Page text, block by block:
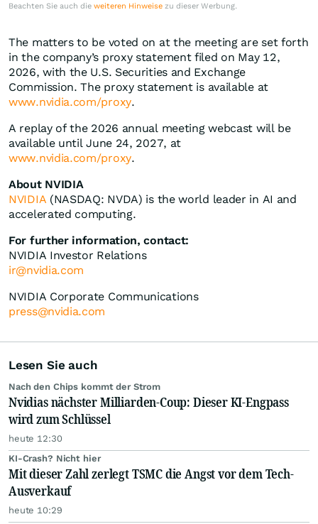
Beachten Sie auch die weiteren Hinweise zu dieser Werbung.
The matters to be voted on at the meeting are set forth
in the company’s proxy statement filed on May 12,
2026, with the U.S. Securities and Exchange
Commission. The proxy statement is available at
www.nvidia.com/proxy.
A replay of the 2026 annual meeting webcast will be
available until June 24, 2027, at
www.nvidia.com/proxy.
About NVIDIA
NVIDIA (NASDAQ: NVDA) is the world leader in AI and
accelerated computing.
For further information, contact:
NVIDIA Investor Relations
ir@nvidia.com
NVIDIA Corporate Communications
press@nvidia.com
Lesen Sie auch
Nach den Chips kommt der Strom
Nvidias nächster Milliarden-Coup: Dieser KI-Engpass
wird zum Schlüssel
heute 12:30
KI-Crash? Nicht hier
Mit dieser Zahl zerlegt TSMC die Angst vor dem Tech-
Ausverkauf
heute 10:29